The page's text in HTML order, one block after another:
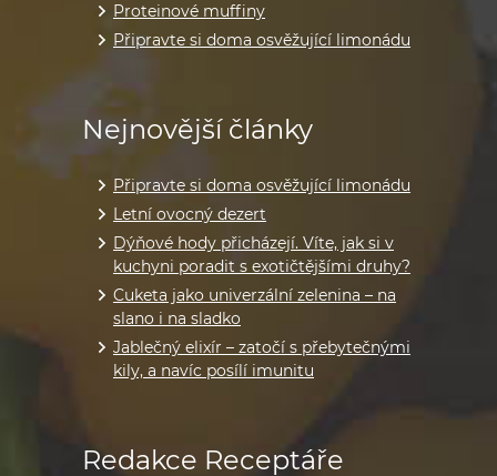
Proteinové muffiny
Připravte si doma osvěžující limonádu
Nejnovější články
Připravte si doma osvěžující limonádu
Letní ovocný dezert
Dýňové hody přicházejí. Víte, jak si v
kuchyni poradit s exotičtějšími druhy?
Cuketa jako univerzální zelenina – na
slano i na sladko
Jablečný elixír – zatočí s přebytečnými
kily, a navíc posílí imunitu
Redakce Receptáře